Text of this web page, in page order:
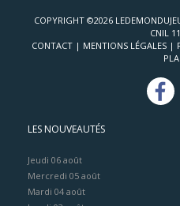
COPYRIGHT ©2026
CNIL
CONTACT | MENTIONS LÉGALES |
LES NOUVEAUTÉS
Jeudi 06 août
Mercredi 05 août
Mardi 04 août